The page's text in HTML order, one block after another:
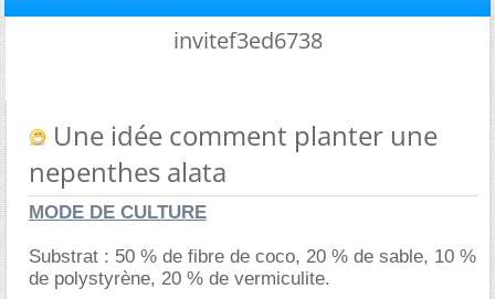
invitef3ed6738
Une idée comment planter une
nepenthes alata
MODE DE CULTURE
Substrat : 50 % de fibre de coco, 20 % de sable, 10 %
de polystyrène, 20 % de vermiculite.